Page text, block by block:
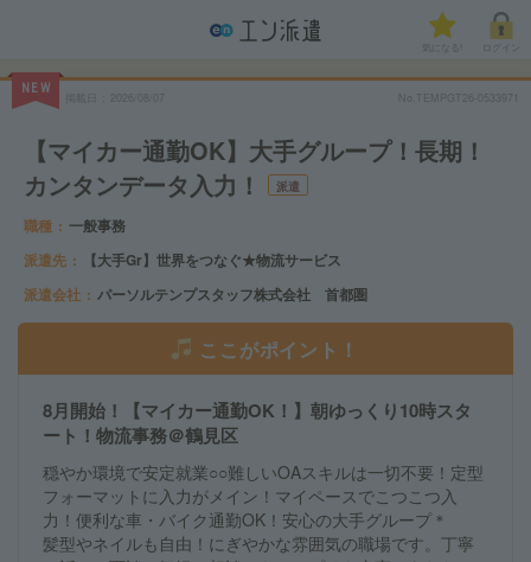
気になる!
NEW
No.TEMPGT26-0533971
【マイカー通勤OK】大手グループ！長期！
カンタンデータ入力！
派遣
職種
一般事務
派遣先
【大手Gr】世界をつなぐ★物流サービス
派遣会社
パーソルテンプスタッフ株式会社 首都圏
ここがポイント！
8月開始！【マイカー通勤OK！】朝ゆっくり10時スタ
ート！物流事務＠鶴見区
穏やか環境で安定就業○○難しいOAスキルは一切不要！定型
フォーマットに入力がメイン！マイペースでこつこつ入
力！便利な車・バイク通勤OK！安心の大手グループ＊
髪型やネイルも自由！にぎやかな雰囲気の職場です。丁寧